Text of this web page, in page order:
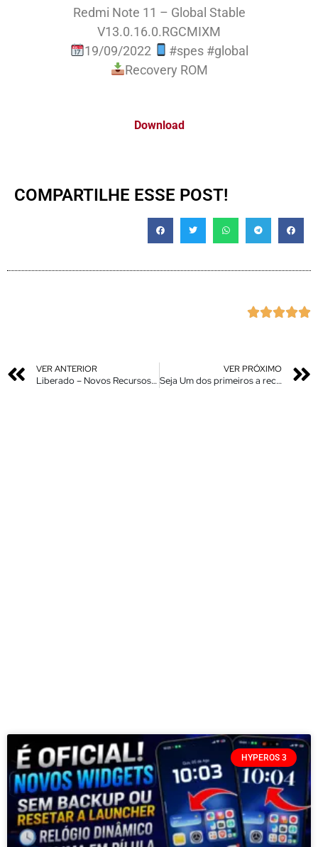
Redmi Note 11 – Global Stable
V13.0.16.0.RGCMIXM
19/09/2022
#spes #global
Recovery ROM
Download
COMPARTILHE ESSE POST!

VER ANTERIOR
Liberado – Novos Recursos / Apps Atualizados Miui 13 pra o Seu XIAOMI – Instale Agora sem Roooooooot
VER PRÓXIMO
Seja Um dos primeiros a receber as Atualizações – Novo Recrutamento de Testadores Betas
HYPEROS 3